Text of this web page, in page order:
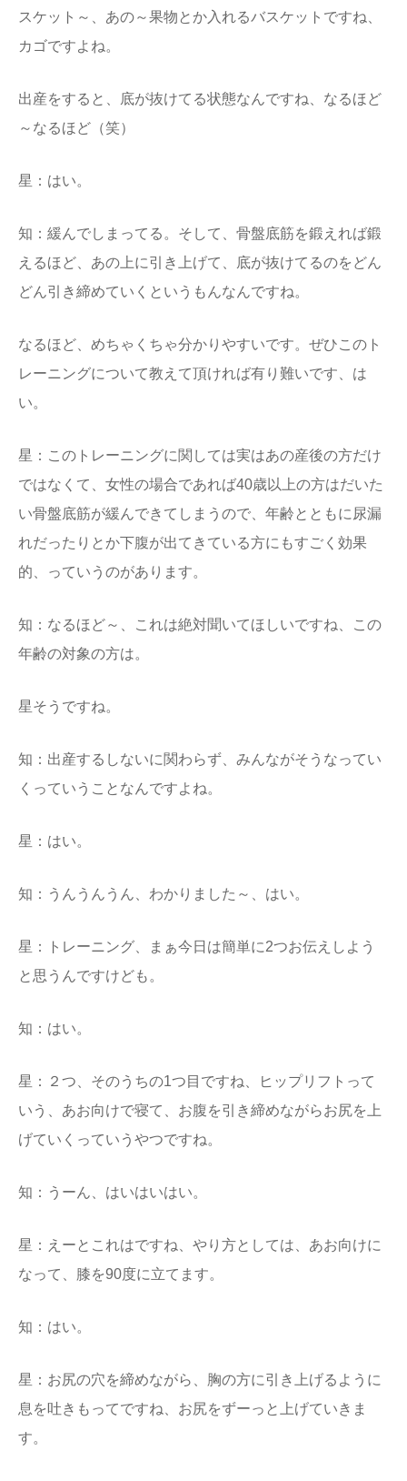
スケット～、あの～果物とか入れるバスケットですね、
カゴですよね。
出産をすると、底が抜けてる状態なんですね、なるほど
～なるほど（笑）
星：はい。
知：緩んでしまってる。そして、骨盤底筋を鍛えれば鍛
えるほど、あの上に引き上げて、底が抜けてるのをどん
どん引き締めていくというもんなんですね。
なるほど、めちゃくちゃ分かりやすいです。ぜひこのト
レーニングについて教えて頂ければ有り難いです、は
い。
星：このトレーニングに関しては実はあの産後の方だけ
ではなくて、女性の場合であれば40歳以上の方はだいた
い骨盤底筋が緩んできてしまうので、年齢とともに尿漏
れだったりとか下腹が出てきている方にもすごく効果
的、っていうのがあります。
知：なるほど～、これは絶対聞いてほしいですね、この
年齢の対象の方は。
星そうですね。
知：出産するしないに関わらず、みんながそうなってい
くっていうことなんですよね。
星：はい。
知：うんうんうん、わかりました～、はい。
星：トレーニング、まぁ今日は簡単に2つお伝えしよう
と思うんですけども。
知：はい。
星：２つ、そのうちの1つ目ですね、ヒップリフトって
いう、あお向けで寝て、お腹を引き締めながらお尻を上
げていくっていうやつですね。
知：うーん、はいはいはい。
星：えーとこれはですね、やり方としては、あお向けに
なって、膝を90度に立てます。
知：はい。
星：お尻の穴を締めながら、胸の方に引き上げるように
息を吐きもってですね、お尻をずーっと上げていきま
す。